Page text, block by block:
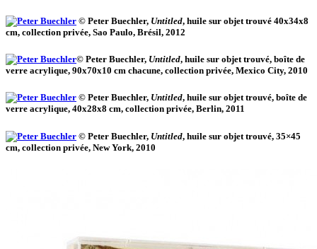
© Peter Buechler, Untitled, huile sur objet trouvé 40x34x8
cm, collection privée, Sao Paulo, Brésil, 2012
© Peter Buechler, Untitled, huile sur objet trouvé, boîte de
verre acrylique, 90x70x10 cm chacune, collection privée, Mexico City, 2010
© Peter Buechler, Untitled, huile sur objet trouvé, boîte de
verre acrylique, 40x28x8 cm, collection privée, Berlin, 2011
© Peter Buechler, Untitled, huile sur objet trouvé, 35×45
cm, collection privée, New York, 2010